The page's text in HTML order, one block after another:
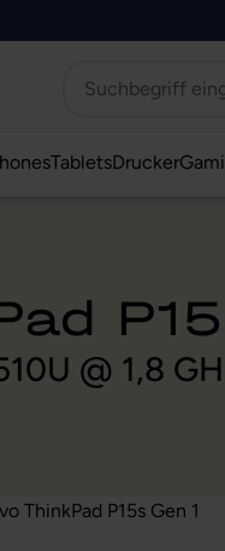
TabletsDrucker
@ 1,8